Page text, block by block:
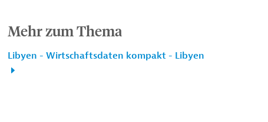
Mehr zum Thema
Libyen - Wirtschaftsdaten kompakt - Libyen